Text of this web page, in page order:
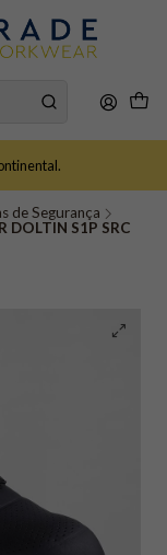
de Segurança
S1P SRC